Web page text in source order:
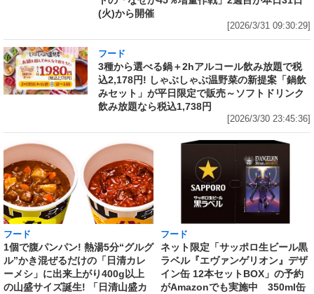
(火)から開催
[2026/3/31 09:30:29]
フード
3種から選べる鍋＋2hアルコール飲み放題で税
込2,178円! しゃぶしゃぶ温野菜の新提案「鍋飲
みセット」が平日限定で販売～ソフトドリンク
飲み放題なら税込1,738円
[2026/3/30 23:45:36]
フード
1個で腹パンパン! 熱湯5分“グルグ
ル”かき混ぜるだけの「日清カレ
ーメシ」に出来上がり400g以上
の山盛サイズ誕生! 「日清山盛カ
フード
ネット限定「サッポロ生ビール黒
ラベル『エヴァンゲリオン』デザ
イン缶 12本セットBOX」の予約
がAmazonでも実施中 350ml缶